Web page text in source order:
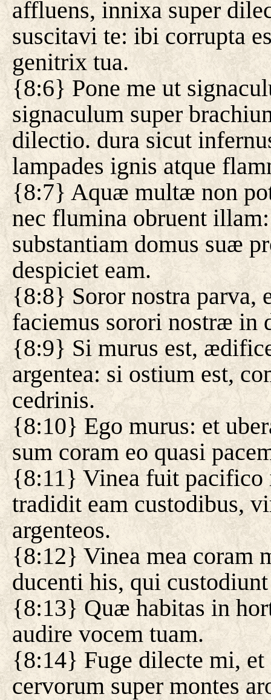
affluens, innixa super
suscitavi te: ibi corrupta
genitrix tua.
{8:6} Pone me ut
signaculum super
dilectio. dura sicut
lampades ignis atque
{8:7} Aquæ multæ non
nec flumina obruent
substantiam domus suæ
despiciet eam.
{8:8} Soror nostra parva,
faciemus sorori nostræ in
{8:9} Si murus est,
argentea: si ostium est,
cedrinis.
{8:10} Ego murus: et
sum coram eo quasi
{8:11} Vinea fuit pacifico
tradidit eam custodibus,
argenteos.
{8:12} Vinea mea coram
ducenti his, qui
{8:13} Quæ habitas in
audire vocem tuam.
{8:14} Fuge dilecte mi,
cervorum super montes